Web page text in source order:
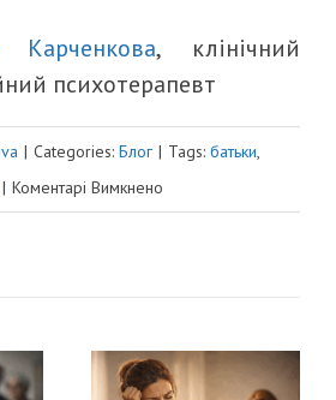
, клінічний
психотерапевт
| Categories: Блог | Tags: батьки,
| Коментарі Вимкнено